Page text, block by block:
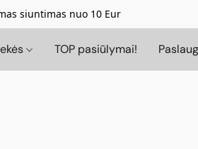
siuntimas nuo 10 Eur
TOP pasiūlymai!